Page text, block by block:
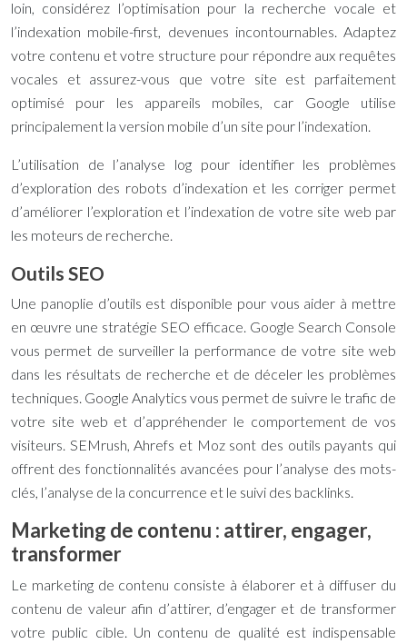
loin, considérez l’optimisation pour la recherche vocale et
l’indexation mobile-first, devenues incontournables. Adaptez
votre contenu et votre structure pour répondre aux requêtes
vocales et assurez-vous que votre site est parfaitement
optimisé pour les appareils mobiles, car Google utilise
principalement la version mobile d’un site pour l’indexation.
L’utilisation de l’analyse log pour identifier les problèmes
d’exploration des robots d’indexation et les corriger permet
d’améliorer l’exploration et l’indexation de votre site web par
les moteurs de recherche.
Outils SEO
Une panoplie d’outils est disponible pour vous aider à mettre
en œuvre une stratégie SEO efficace. Google Search Console
vous permet de surveiller la performance de votre site web
dans les résultats de recherche et de déceler les problèmes
techniques. Google Analytics vous permet de suivre le trafic de
votre site web et d’appréhender le comportement de vos
visiteurs. SEMrush, Ahrefs et Moz sont des outils payants qui
offrent des fonctionnalités avancées pour l’analyse des mots-
clés, l’analyse de la concurrence et le suivi des backlinks.
Marketing de contenu : attirer, engager,
transformer
Le marketing de contenu consiste à élaborer et à diffuser du
contenu de valeur afin d’attirer, d’engager et de transformer
votre public cible. Un contenu de qualité est indispensable